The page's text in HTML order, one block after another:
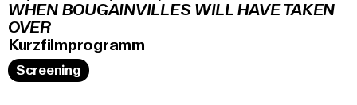
WHEN BOUGAINVILLES WILL HAVE TAKEN
OVER
Kurzfilmprogramm
Screening